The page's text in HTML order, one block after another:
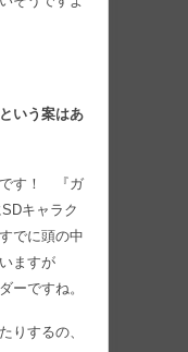
いう案はあ
です！ 『ガ
キャラク
でに頭の中
ますが
ーですね。
りするの、